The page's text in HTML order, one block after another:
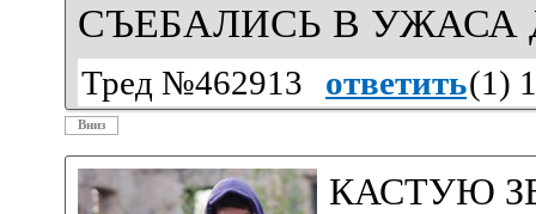
СЪЕБАЛИСЬ В УЖАСА
Тред №462913 ответить(1 )
Вниз
КАСТУЮ